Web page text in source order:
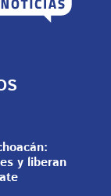
y liberan